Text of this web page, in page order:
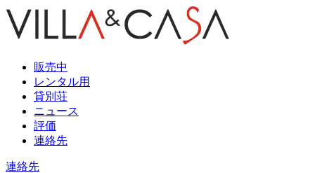
販売中
レンタル用
貸別荘
ニュース
評価
連絡先
連絡先